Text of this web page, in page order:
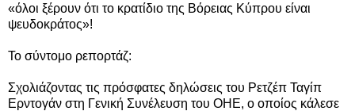
«όλοι ξέρουν ότι το κρατίδιο της Βόρειας Κύπρου είναι
ψευδοκράτος»!
Το σύντομο ρεπορτάζ:
Σχολιάζοντας τις πρόσφατες δηλώσεις του Ρετζέπ Ταγίπ
Ερντογάν στη Γενική Συνέλευση του ΟΗΕ, ο οποίος κάλεσε